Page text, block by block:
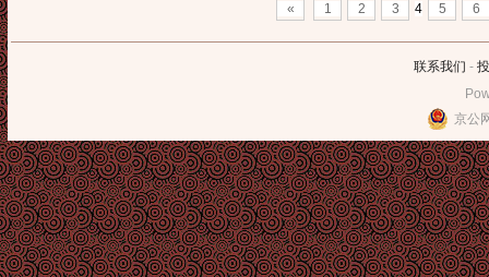
« 1 2 3 4 5 6
联系我们 -
京公